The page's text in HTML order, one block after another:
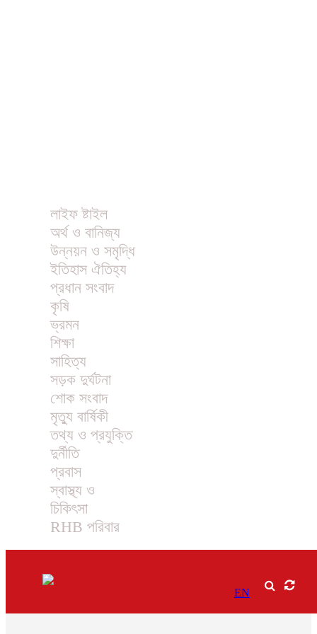
লাইফ ষ্টাইল
অর্থ ও বানিজ্য
উন্নয়ন ও সমৃদ্ধি
ইতিহাস ঐতিহ্য
প্রধান সংবাদ
কৃষি
ভ্রমন
শিক্ষা
সাহিত্য
সড়ক দুর্ঘটনা
শোক সংবাদ
মৃত্যু বার্ষিকী
তথ্য ও প্রযুক্তি
দুর্নীতি
প্রবাস
স্বাস্থ্য ও
চিকিৎসা
RHB পরিবার
EN